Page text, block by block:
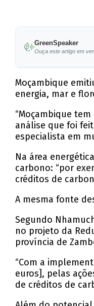
GreenSpeaker
Ouça este artigo em
Moçambique
energia, mar e
“Moçambique
análise que foi
especialista em
Na área
carbono: “por
créditos de
A mesma fonte
Segundo
no projeto da
província de
“Com a
euros], pelas
de créditos de